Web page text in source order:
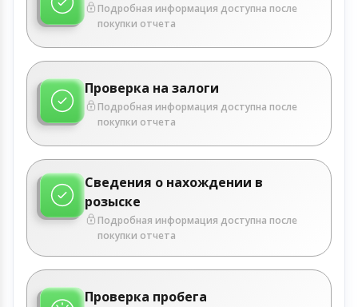
Подробная информация доступна после
покупки отчета
Проверка на залоги
Подробная информация доступна после
покупки отчета
Сведения о нахождении в
розыске
Подробная информация доступна после
покупки отчета
Проверка пробега